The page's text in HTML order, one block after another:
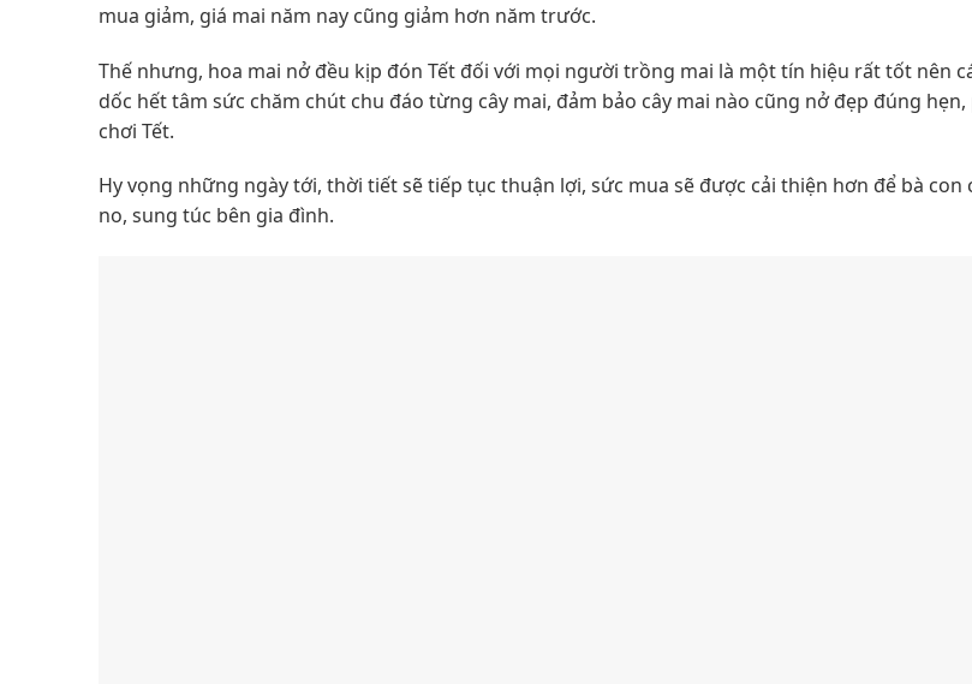
mua giảm, giá mai năm nay cũng giảm hơn năm trước.
Thế nhưng, hoa mai nở đều kịp đón Tết đối với mọi người trồng mai là một tín hiệu rất tốt nên
dốc hết tâm sức chăm chút chu đáo từng cây mai, đảm bảo cây mai nào cũng nở đẹp đúng
chơi Tết.
Hy vọng những ngày tới, thời tiết sẽ tiếp tục thuận lợi, sức mua sẽ được cải thiện hơn để bà con
no, sung túc bên gia đình.